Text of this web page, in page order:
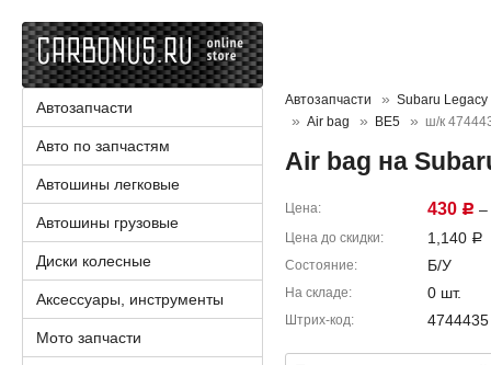
Автозапчасти
Subaru Legacy
Air bag
BE5 ш/к
Air bag на
Цена 430 Р –
Цена до скидки 1,140 Р
Состояние Б/У
На складе 0 шт.
Штрих-код 4744435
Автозапчасти
Авто по запчастям
Автошины легковые
Автошины грузовые
Диски колесные
Аксессуары, инструменты
Мото запчасти